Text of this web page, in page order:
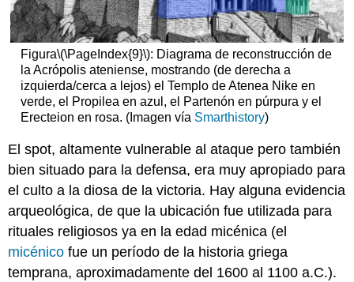
Figura\(\PageIndex{9}\): Diagrama de reconstrucción de
la Acrópolis ateniense, mostrando (de derecha a
izquierda/cerca a lejos) el Templo de Atenea Nike en
verde, el Propilea en azul, el Partenón en púrpura y el
Erecteion en rosa. (Imagen vía Smarthistory)
El spot, altamente vulnerable al ataque pero también
bien situado para la defensa, era muy apropiado para
el culto a la diosa de la victoria. Hay alguna evidencia
arqueológica, de que la ubicación fue utilizada para
rituales religiosos ya en la edad micénica (el
micénico fue un período de la historia griega
temprana, aproximadamente del 1600 al 1100 a.C.).